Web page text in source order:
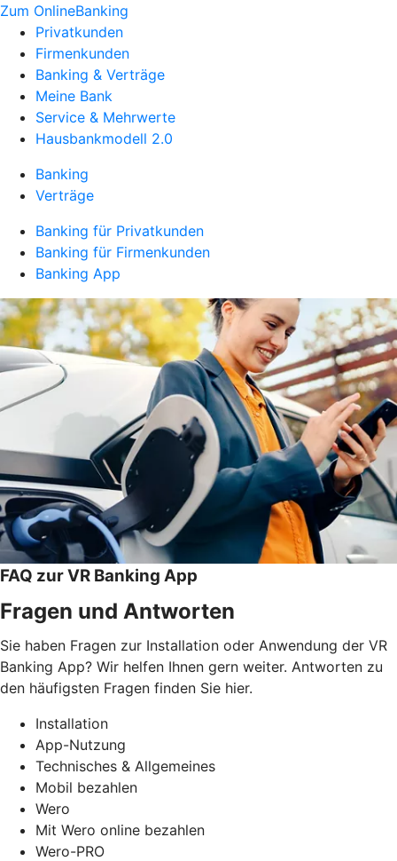
Zum OnlineBanking
Privatkunden
Firmenkunden
Banking & Verträge
Meine Bank
Service & Mehrwerte
Hausbankmodell 2.0
Banking
Verträge
Banking für Privatkunden
Banking für Firmenkunden
Banking App
FAQ zur VR Banking App
Fragen und Antworten
Sie haben Fragen zur Installation oder Anwendung der VR
Banking App? Wir helfen Ihnen gern weiter. Antworten zu
den häufigsten Fragen finden Sie hier.
Installation
App-Nutzung
Technisches & Allgemeines
Mobil bezahlen
Wero
Mit Wero online bezahlen
Wero-PRO